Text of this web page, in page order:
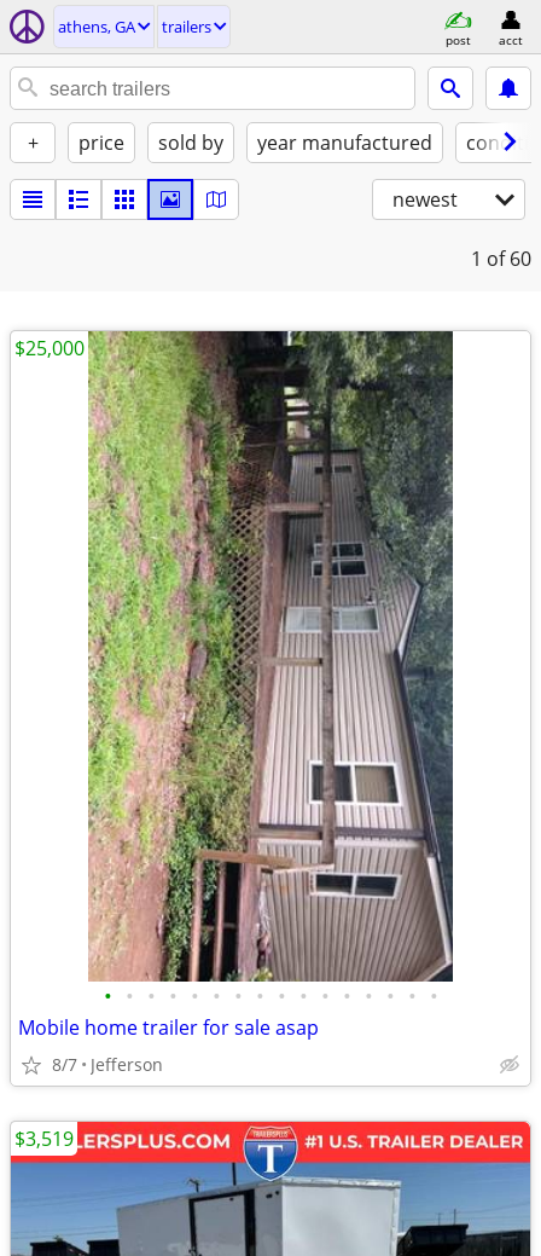
athens, GA trailers
post acct
+ price sold by year manufactured
newest
1 of 60
• • • • • • • • • • • • • • • •
Mobile home trailer for sale asap
8/7 Jefferson
$25,000
$3,519